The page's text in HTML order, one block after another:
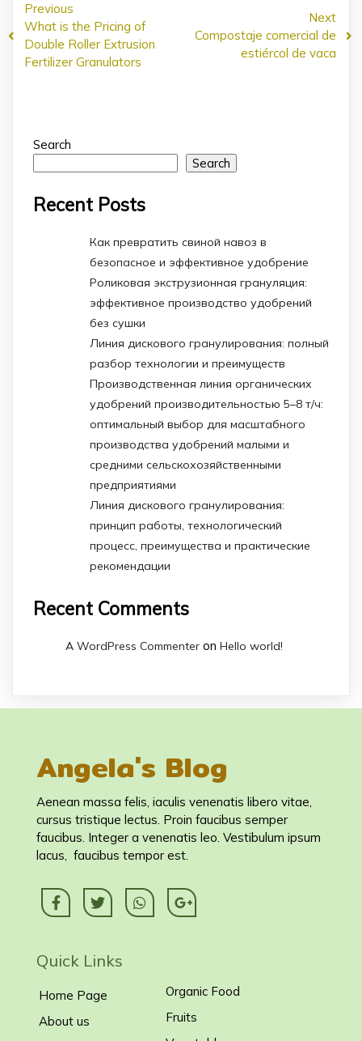
Previous
What is the Pricing of
Double Roller Extrusion
Fertilizer Granulators
Next
Compostaje comercial de
estiércol de vaca
Search
Search
Recent Posts
Как превратить свиной навоз в
безопасное и эффективное удобрение
Роликовая экструзионная грануляция:
эффективное производство удобрений
без сушки
Линия дискового гранулирования: полный
разбор технологии и преимуществ
Производственная линия органических
удобрений производительностью 5–8 т/ч:
оптимальный выбор для масштабного
производства удобрений малыми и
средними сельскохозяйственными
предприятиями
Линия дискового гранулирования:
принцип работы, технологический
процесс, преимущества и практические
рекомендации
Recent Comments
A WordPress Commenter on Hello world!
Angela's Blog
Aenean massa felis, iaculis venenatis libero vitae,
cursus tristique lectus. Proin faucibus semper
faucibus. Integer a venenatis leo. Vestibulum ipsum
lacus, faucibus tempor est.
Quick Links
Home Page
About us
Organic Food
Fruits